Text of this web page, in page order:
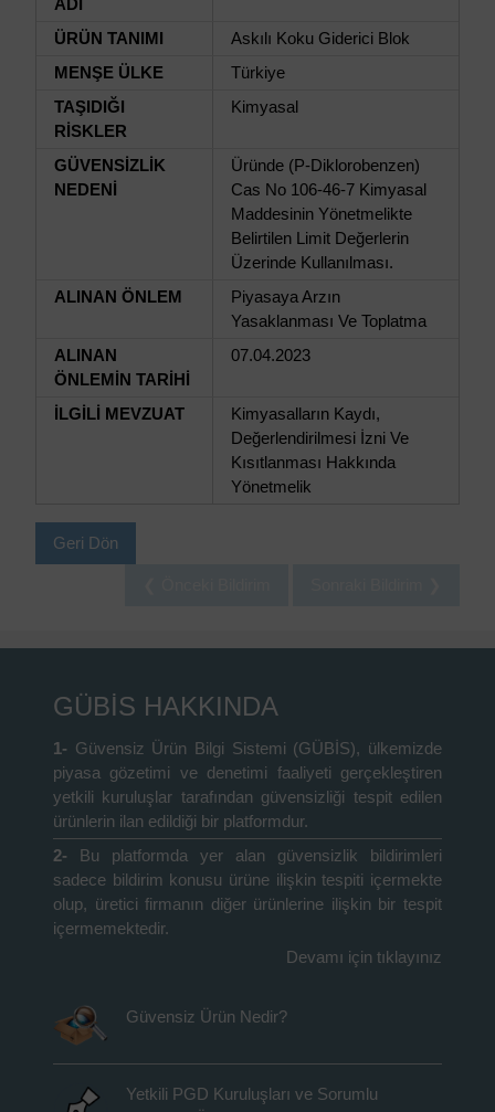
ADI
ÜRÜN TANIMI
Askılı Koku Giderici Blok
MENŞE ÜLKE
Türkiye
TAŞIDIĞI
RİSKLER
Kimyasal
GÜVENSİZLİK
NEDENİ
Üründe (P-Diklorobenzen)
Cas No 106-46-7 Kimyasal
Maddesinin Yönetmelikte
Belirtilen Limit Değerlerin
Üzerinde Kullanılması.
ALINAN ÖNLEM
Piyasaya Arzın
Yasaklanması Ve Toplatma
ALINAN
ÖNLEMİN TARİHİ
07.04.2023
İLGİLİ MEVZUAT
Kimyasalların Kaydı,
Değerlendirilmesi İzni Ve
Kısıtlanması Hakkında
Yönetmelik
Geri Dön
GÜBİS HAKKINDA
1- Güvensiz Ürün Bilgi Sistemi (GÜBİS), ülkemizde
piyasa gözetimi ve denetimi faaliyeti gerçekleştiren
yetkili kuruluşlar tarafından güvensizliği tespit edilen
ürünlerin ilan edildiği bir platformdur.
2-
Bu platformda yer alan güvensizlik bildirimleri
sadece bildirim konusu ürüne ilişkin tespiti içermekte
olup, üretici firmanın diğer ürünlerine ilişkin bir tespit
içermemektedir.
Devamı için tıklayınız
Güvensiz Ürün Nedir?
Yetkili PGD Kuruluşları ve Sorumlu